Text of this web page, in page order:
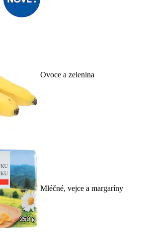
Ovoce a zelenina
Mléčné, vejce a margaríny